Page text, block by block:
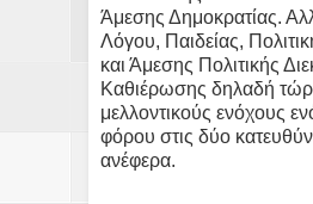
Άμεσης Δημοκρατίας.
Λόγου, Παιδείας,
και Άμεσης Πολιτικής
Καθιέρωσης δηλαδή
μελλοντικούς ενόχους
φόρου στις δύο
ανέφερα.